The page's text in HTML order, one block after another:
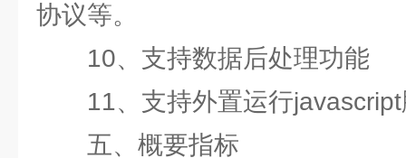
协议等。
10、支持数据后处理功能
11、支持外置运行javascript
五、概要指标